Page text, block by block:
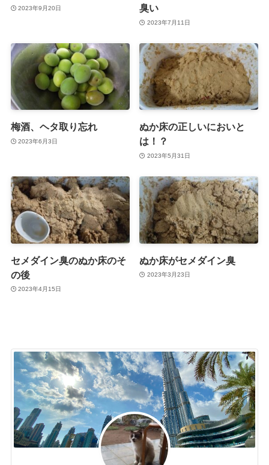
2023年9月20日
臭い
2023年7月11日
梅酒、ヘタ取り忘れ
2023年6月3日
ぬか床の正しいにおいと
は！？
2023年5月31日
セメダイン臭のぬか床のそ
の後
2023年4月15日
ぬか床がセメダイン臭
2023年3月23日